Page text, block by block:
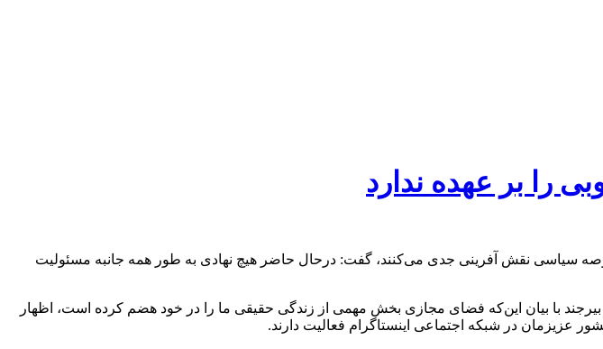
را بر عهده ندارد
سیاسی نقش آفرینی جدی می‌کنند، گفت: درحال حاضر هیچ نهادی به طور همه جانبه مسئولیت
با بیان این‌که فضای مجازی بخش مهمی از زندگی حقیقی ما را در خود هضم کرده است، اظهار